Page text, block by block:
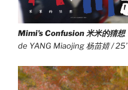
Mimi’s Confusion米米的猜想
de YANG Miaojing 杨苗婧 / 25’